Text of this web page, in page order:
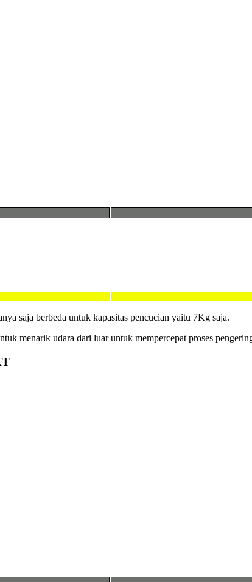
saja berbeda untuk kapasitas pencucian yaitu 7Kg saja.
menarik udara dari luar untuk mempercepat proses